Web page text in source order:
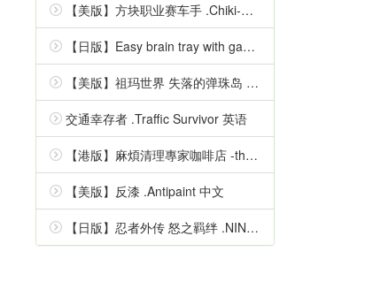
【美版】方块职业赛车手 .Chiki-Chiki Boxy Racers 中文
【日版】Easy brain tray with games Simple inspirational quizzes 日语
【美版】祖玛世界 失落的弹珠岛 .Zumba World - The Lost Marble Island 中文
交通幸存者 .Traffic Survivor 英语
【港版】麻煩清理專家咖啡店 -the mystic lover- 中文
【美版】反漆 .Antipaint 中文
【日版】忍者外传 怒之羁绊 .NINJA GAIDEN Ragebound 中文